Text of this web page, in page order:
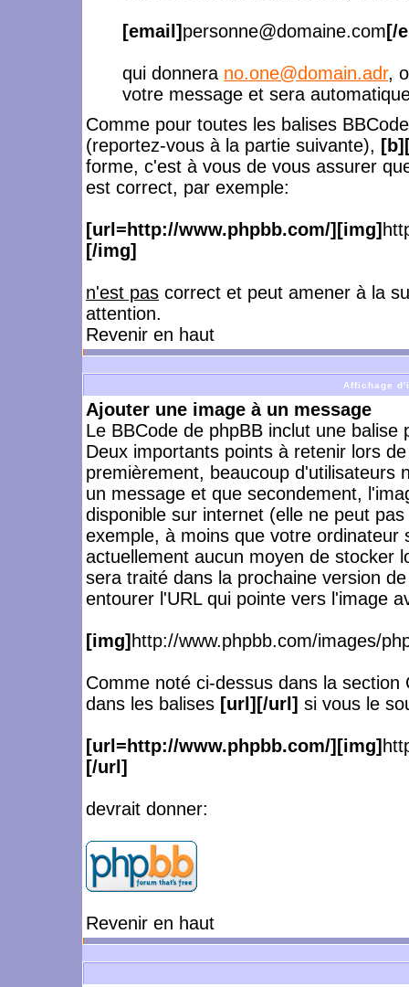
[email] personne@domaine.com[/
qui donnera no.one@domain.adr,
votre message et sera
Comme pour toutes les balises
(reportez-vous à la partie suivante),
forme, c'est à vous de vous assurer
est correct, par exemple:
[url=http://www.phpbb.com/][img]
[/img]
n'est pas correct et peut amener à la
attention.
Revenir en haut
Affichage
Ajouter une image à un message
Le BBCode de phpBB inclut une
Deux importants points à retenir lors
premièrement, beaucoup d'utilisateurs
un message et que secondement,
disponible sur internet (elle ne peut
exemple, à moins que votre
actuellement aucun moyen de stocker
sera traité dans la prochaine version
entourer l'URL qui pointe vers l'image
[img] http://www.phpbb.com/images/
Comme noté ci-dessus dans la
dans les balises [url][/url] si vous le
[url=http://www.phpbb.com/][img]
[/url]
devrait donner:
Revenir en haut